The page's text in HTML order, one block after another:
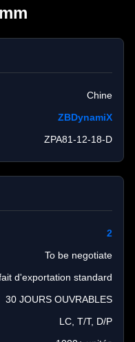
Chine
ZBDynamiX
ZPA81-12-18-D
2
To be negotiate
d'exportation standard
30 JOURS OUVRABLES
LC, T/T, D/P